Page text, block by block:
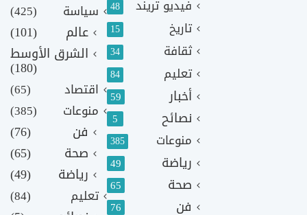
فيديو تريند 48
تاريخ 15
ثقافة 34
تعليم 84
أخبار 59
نصائح 5
منوعات 385
رياضة 49
صحة 65
فن 76
سياسة
(425)
عالم
(101)
الشرق الأوسط
(180)
اقتصاد
(65)
منوعات
(385)
فن
(76)
صحة
(65)
رياضة
(49)
تعليم (84)